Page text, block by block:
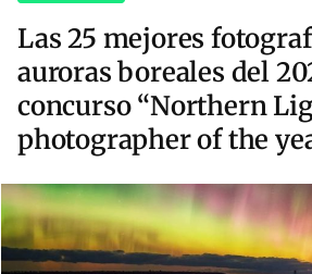
Las 25 mejores
auroras boreales del
concurso “Northern
photographer of the